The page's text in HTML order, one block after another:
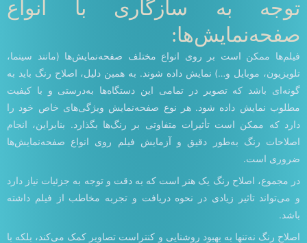
توجه به سازگاری با انواع
صفحه‌نمایش‌ها:
فیلم‌ها ممکن است بر روی انواع مختلف صفحه‌نمایش‌ها (مانند سینما،
تلویزیون، موبایل و…) نمایش داده شوند. به همین دلیل، اصلاح رنگ باید به
گونه‌ای باشد که تصویر در تمامی این دستگاه‌ها به‌درستی و با کیفیت
مطلوب نمایش داده شود. هر نوع صفحه‌نمایش ویژگی‌های خاص خود را
دارد که ممکن است تأثیرات متفاوتی بر رنگ‌ها بگذارد. بنابراین، انجام
اصلاحات رنگ به‌طور دقیق و آزمایش فیلم روی انواع صفحه‌نمایش‌ها
ضروری است.
در مجموع، اصلاح رنگ یک هنر است که به دقت و توجه به جزئیات نیاز دارد
و می‌تواند تاثیر زیادی در نحوه دریافت و تجربه مخاطب از فیلم داشته
باشد.
اصلاح رنگ نه‌تنها به بهبود روشنایی و کنتراست تصاویر کمک می‌کند، بلکه با